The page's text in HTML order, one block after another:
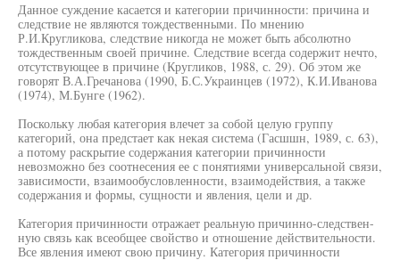
Данное суждение касается и категории причинности: причина и
следствие не являются тождественными. По мнению
Р.И.Кругликова, следствие никогда не может быть абсолютно
тождественным своей причине. Следствие всегда содержит нечто,
отсутствующее в причине (Кругликов, 1988, с. 29). Об этом же
говорят В.А.Гречанова (1990, Б.С.Украинцев (1972), К.И.Иванова
(1974), М.Бунге (1962).
Поскольку любая категория влечет за собой целую группу
категорий, она предстает как некая система (Гасшшн, 1989, с. 63),
а потому раскрытие содержания категории причинности
невозможно без соотнесения ее с понятиями универсальной связи,
зависимости, взаимообусловленности, взаимодействия, а также
содержания и формы, сущности и явления, цели и др.
Категория причинности отражает реальную причинно-следствен-
ную связь как всеобщее свойство и отношение действительности.
Все явления имеют свою причину. Категория причинности